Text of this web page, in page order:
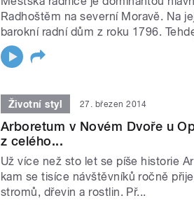
Radhoštěm na severní Moravě. Na
barokní radní dům z roku 1796.
Životní styl 27. březen 2014
Arboretum v Novém Dvoře u
z celého...
Už více než sto let se píše historie
kam se tisíce návštěvníků ročně
stromů, dřevin a rostlin. Př...